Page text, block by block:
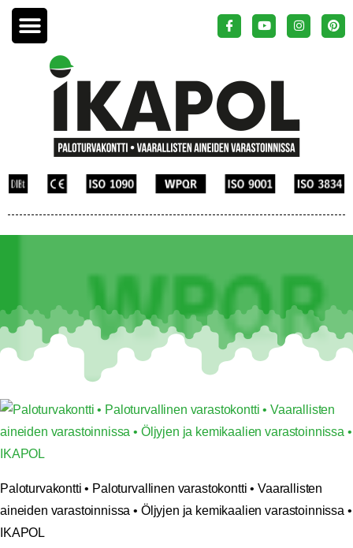
Paloturvakontti • Paloturvallinen varastokontti • Vaarallisten
aineiden varastoinnissa • Öljyjen ja kemikaalien varastoinnissa •
IKAPOL